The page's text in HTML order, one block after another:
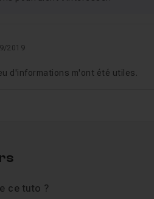
2019
d'informations m'ont été utiles.
ce tuto ?